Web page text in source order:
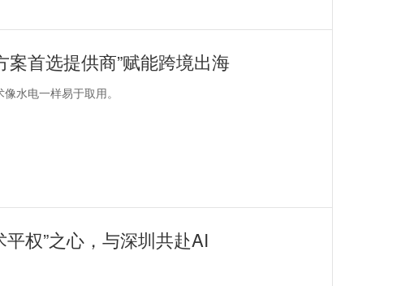
首选提供商”赋能跨境出海
水电一样易于取用。
权”之心，与深圳共赴AI